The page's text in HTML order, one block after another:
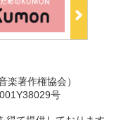
楽著作権協会）
号